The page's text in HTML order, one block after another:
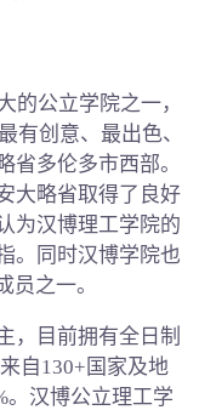
的公立学院之一，
有创意、最出色、
省多伦多市西部。
大略省取得了良好
为汉博理工学院的
。同时汉博学院也
员之一。
，目前拥有全日制
自130+国家及地
。汉博公立理工学